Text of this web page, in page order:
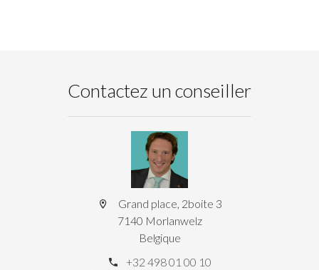
Contactez un conseiller
Grand place, 2boite 3
7140 Morlanwelz
Belgique
+32 498 01 00 10